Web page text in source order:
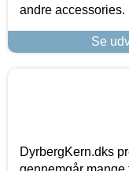
andre accessories.
Se
DyrbergKern.dks